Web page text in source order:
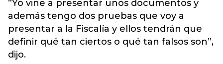
“Yo vine a presentar unos documentos y
además tengo dos pruebas que voy a
presentar a la Fiscalía y ellos tendrán que
definir qué tan ciertos o qué tan falsos son”,
dijo.